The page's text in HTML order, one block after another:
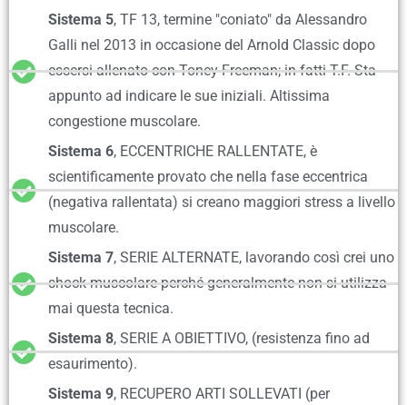
Sistema 5, TF 13, termine "coniato" da Alessandro
Galli nel 2013 in occasione del Arnold Classic dopo
essersi allenato con Toney Freeman; in fatti T.F. Sta
appunto ad indicare le sue iniziali. Altissima
congestione muscolare.
Sistema 6, ECCENTRICHE RALLENTATE, è
scientificamente provato che nella fase eccentrica
(negativa rallentata) si creano maggiori stress a livello
muscolare.
Sistema 7, SERIE ALTERNATE, lavorando così crei uno
shock muscolare perché generalmente non si utilizza
mai questa tecnica.
Sistema 8, SERIE A OBIETTIVO, (resistenza fino ad
esaurimento).
Sistema 9, RECUPERO ARTI SOLLEVATI (per